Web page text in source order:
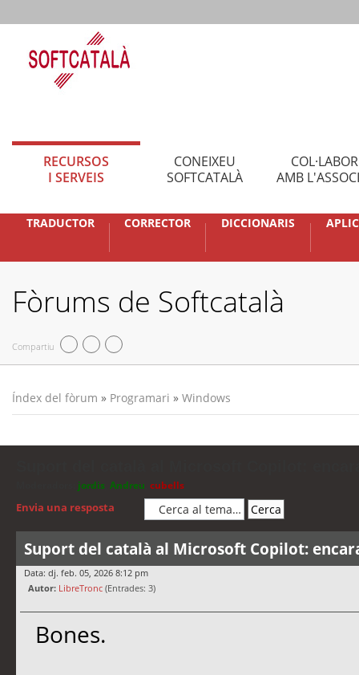
RECURSOS
I SERVEIS
CONEIXEU
SOFTCATALÀ
AMB
TRADUCTOR CORRECTOR DICCIONARIS
Fòrums de Softcatalà
Compartiu
Índex del fòrum » Programari » Windows
jordis Andreu cubells
Envia una resposta
Suport del català al Microsoft Copilot:
Data: dj. feb. 05, 2026 8:12 pm
Autor: LibreTronc (Entrades: 3)
Bones.